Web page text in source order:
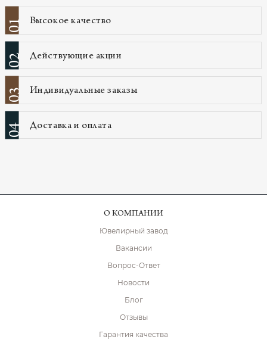
01 Высокое качество
02 Действующие акции
03 Индивидуальные заказы
04 Доставка и оплата
О КОМПАНИИ
Ювелирный завод
Вакансии
Вопрос-Ответ
Новости
Блог
Отзывы
Гарантия качества